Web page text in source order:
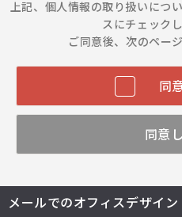
調査、サンプル品、景品のお
お預かりした個人情報を第三者
3. サービス提供のため、お預か
部委託する場合があります。
会社と共同利用する場合があり
5. お預かりした個人情報の開
上記、個人情報の取り扱いにつ
スにチェック
ご同意後、次のペー
同
同意
メールでのオフィスデザイ